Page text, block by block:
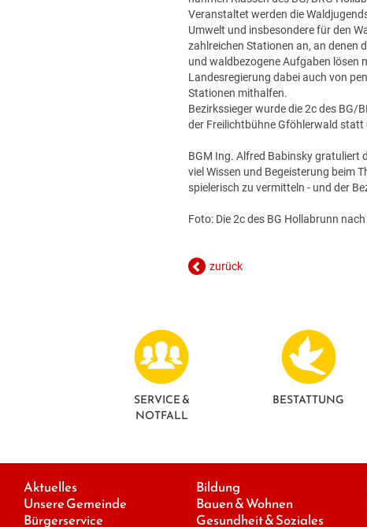
Veranstaltet werden die
Umwelt und insbesondere für den
zahlreichen Stationen an, an denen
und waldbezogene Aufgaben lösen
Landesregierung dabei auch von
Stationen mithalfen.
Bezirkssieger wurde die 2c des BG/
der Freilichtbühne Gföhlerwald
BGM Ing. Alfred Babinsky gratuliert
viel Wissen und Begeisterung beim
spielerisch zu vermitteln - und der
Foto: Die 2c des BG Hollabrunn
zurück
SERVICE &
NOTFALL
BESTATTUNG
Aktuelles
Unsere Gemeinde
Bürgerservice
Bildung
Bauen & Wohnen
Gesundheit & Soziales